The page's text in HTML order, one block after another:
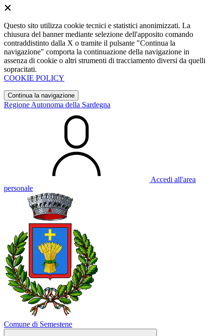
Questo sito utilizza cookie tecnici e statistici anonimizzati. La
chiusura del banner mediante selezione dell'apposito comando
contraddistinto dalla X o tramite il pulsante "Continua la
navigazione" comporta la continuazione della navigazione in
assenza di cookie o altri strumenti di tracciamento diversi da quelli
sopracitati.
COOKIE POLICY
Continua la navigazione
Regione Autonoma della Sardegna
Accedi all'area
personale
Comune di Semestene